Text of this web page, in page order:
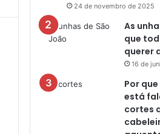
24 de novembro de 2025
As
que
querer
16 de
Por
está
cortes